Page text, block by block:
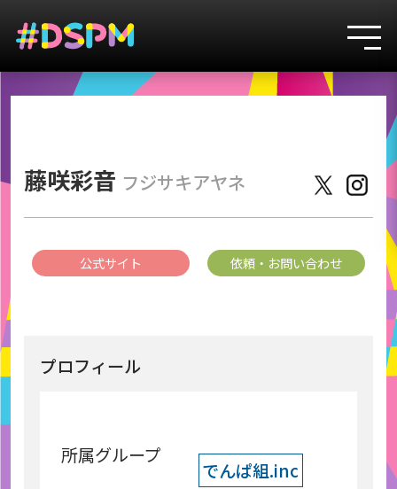
藤咲彩音 フジサキアヤネ
公式サイト 依頼・お問い合わせ
プロフィール
所属グループ
でんぱ組.inc